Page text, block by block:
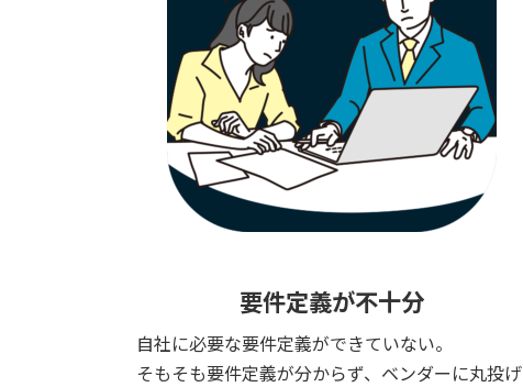
要件定義が不十分
自社に必要な要件定義ができていない。
そもそも要件定義が分からず、ベンダーに丸投げ